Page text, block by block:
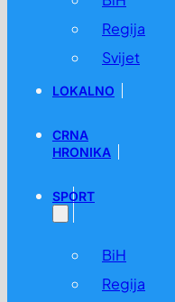
Regija
Svijet
LOKALNO
CRNA
HRONIKA
SPORT
BiH
Regija